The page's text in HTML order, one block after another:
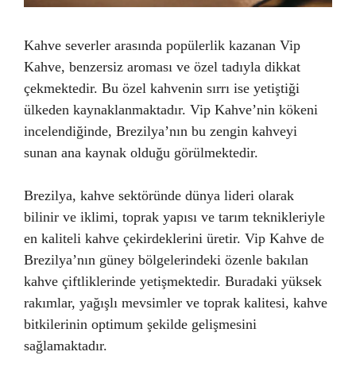
Kahve severler arasında popülerlik kazanan Vip
Kahve, benzersiz aroması ve özel tadıyla dikkat
çekmektedir. Bu özel kahvenin sırrı ise yetiştiği
ülkeden kaynaklanmaktadır. Vip Kahve’nin kökeni
incelendiğinde, Brezilya’nın bu zengin kahveyi
sunan ana kaynak olduğu görülmektedir.
Brezilya, kahve sektöründe dünya lideri olarak
bilinir ve iklimi, toprak yapısı ve tarım teknikleriyle
en kaliteli kahve çekirdeklerini üretir. Vip Kahve de
Brezilya’nın güney bölgelerindeki özenle bakılan
kahve çiftliklerinde yetişmektedir. Buradaki yüksek
rakımlar, yağışlı mevsimler ve toprak kalitesi, kahve
bitkilerinin optimum şekilde gelişmesini
sağlamaktadır.